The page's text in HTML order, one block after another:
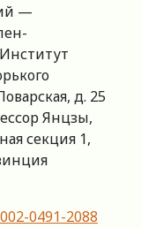
—
д. 25
Янцзы,
секция 1,
0491-2088